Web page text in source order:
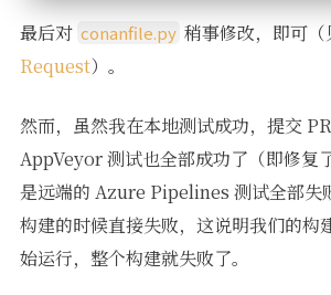
最后对 conanfile.py 稍事修改，即可（
Request）。
然而，虽然我在本地测试成功，提交
AppVeyor 测试也全部成功了（即修复
是远端的 Azure Pipelines 测试全部失
构建的时候直接失败，这说明我们的构
始运行，整个构建就失败了。